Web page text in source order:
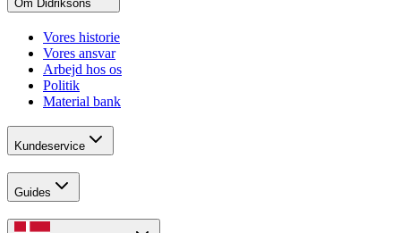
Om Didriksons
Vores historie
Vores ansvar
Arbejd hos os
Politik
Material bank
Kundeservice
Guides